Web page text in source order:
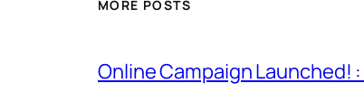
MORE POSTS
Online Campaign Launched!